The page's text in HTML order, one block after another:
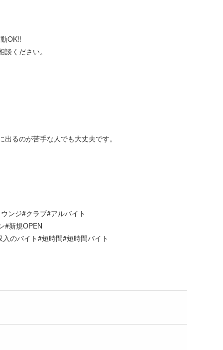
OK!!
ください。
るのが苦手な人でも大丈夫です。
ンジ#クラブ#アルバイト
#新規OPEN
のバイト#短時間#短時間バイト